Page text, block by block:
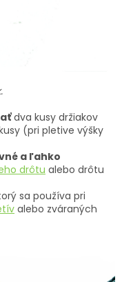
dva kusy držiakov
(pri pletive výšky
a ľahko
drôtu alebo drôtu
sa používa pri
alebo zváraných